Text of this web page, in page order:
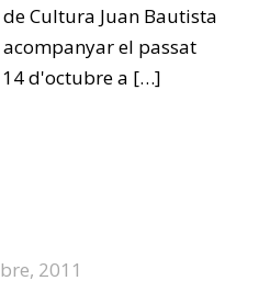
Cultura Juan Bautista
acompanyar el passat
d'octubre a […]
2011